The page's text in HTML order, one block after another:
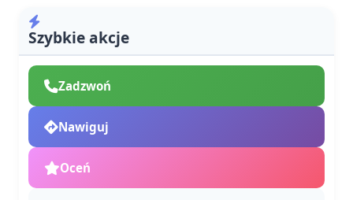
Szybkie akcje
Zadzwoń
Nawiguj
Oceń